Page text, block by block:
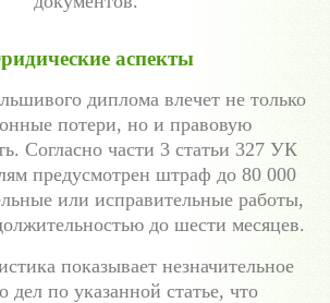
аспекты
диплома влечет не только
потери, но и правовую
Согласно части 3 статьи 327 УК
предусмотрен штраф до 80 000
или исправительные работы,
до шести месяцев.
показывает незначительное
дел по указанной статье, что